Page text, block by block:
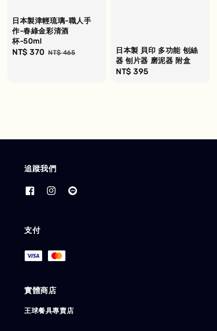
日本製津輕琉璃-職人手
作-春綠金彩清酒
杯-50ml
Sale
NT$ 370 Regular
NT$ 465
日本製 貝印 多功能 刨絲
器 刨片器 磨泥器 附盒
Regular
NT$ 395
追蹤我們
支付
實體商店
王球餐具專賣店